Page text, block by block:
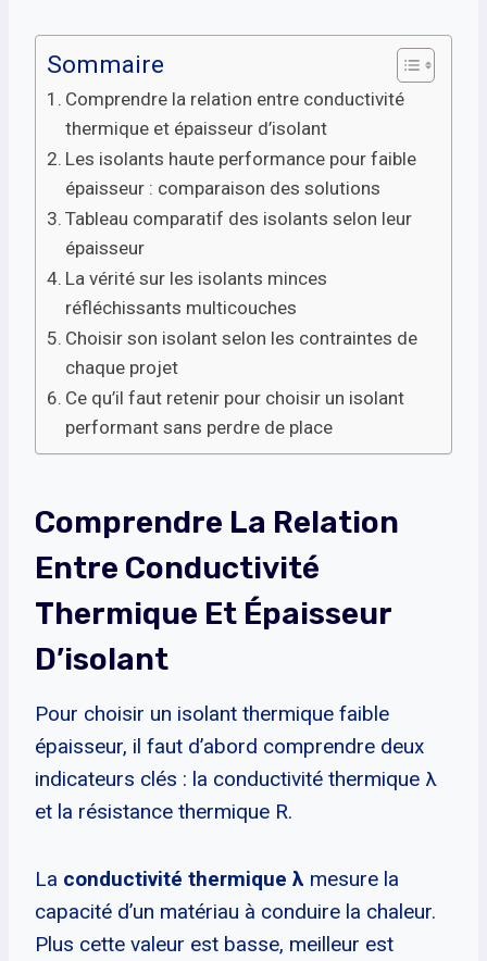
Sommaire
Comprendre la relation entre conductivité
thermique et épaisseur d’isolant
Les isolants haute performance pour faible
épaisseur : comparaison des solutions
Tableau comparatif des isolants selon leur
épaisseur
La vérité sur les isolants minces
réfléchissants multicouches
Choisir son isolant selon les contraintes de
chaque projet
Ce qu’il faut retenir pour choisir un isolant
performant sans perdre de place
Comprendre La Relation
Entre Conductivité
Thermique Et Épaisseur
D’isolant
Pour choisir un isolant thermique faible
épaisseur, il faut d’abord comprendre deux
indicateurs clés : la conductivité thermique λ
et la résistance thermique R.
La conductivité thermique λ mesure la
capacité d’un matériau à conduire la chaleur.
Plus cette valeur est basse, meilleur est